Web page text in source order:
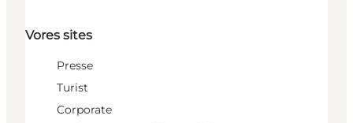
Vores sites
Presse
Turist
Corporate